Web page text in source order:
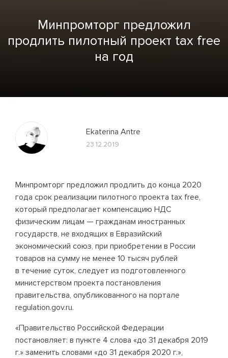
Минпромторг предложил
продлить пилотный проект tax free
на год
Ekaterina Antre
23.12.2019
Минпромторг предложил продлить до конца 2020
года срок реализации пилотного проекта tax free,
который предполагает компенсацию НДС
физическим лицам — гражданам иностранных
государств, не входящих в Евразийский
экономический союз, при приобретении в России
товаров на сумму не менее 10 тысяч рублей
в течение суток, следует из подготовленного
министерством проекта постановления
правительства, опубликованного на портале
regulation.gov.ru.
«Правительство Российской Федерации
постановляет: в пункте 4 слова «до 31 декабря 2019
г.» заменить словами «до 31 декабря 2020 г.»,